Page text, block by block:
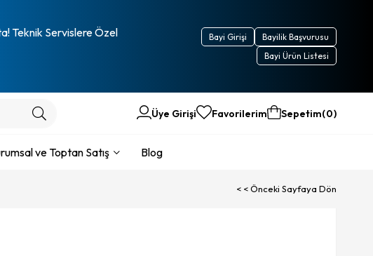
Teknik Servislere Özel
Bayilik Başvurusu
Bayi Girişi
Bayi Ürün Listesi
Üye Girişi Favorilerim Sepetim 0
ve Toptan Satış Blog
< < Önceki Sayfaya Dön